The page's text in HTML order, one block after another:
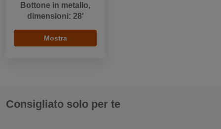
Bottone in metallo,
dimensioni: 28'
Mostra
Consigliato solo per te